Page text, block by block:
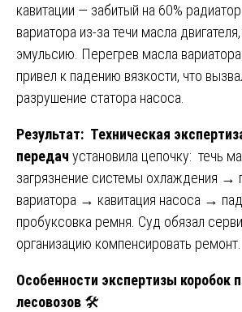
кавитации — забитый на 60%
вариатора из-за течи масла
эмульсию. Перегрев масла
привел к падению вязкости, что
разрушение статора насоса.
Результат: Техническая
передач установила цепочку: течь
загрязнение системы охлаждения →
вариатора → кавитация насоса →
пробуксовка ремня. Суд обязал
организацию компенсировать ремонт.
Особенности экспертизы коробок
лесовозов 🛠️